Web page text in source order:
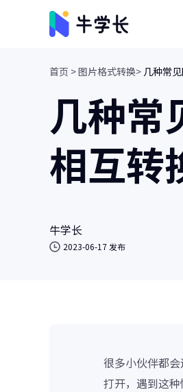
视
画
首页 >图片格式转换> 几种常
几种常
相互转
牛学长
2023-06-17 发布
很多小伙伴都
打开，遇到这